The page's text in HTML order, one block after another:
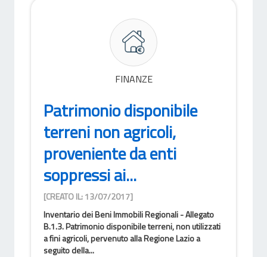
FINANZE
Patrimonio disponibile
terreni non agricoli,
proveniente da enti
soppressi ai...
[CREATO IL: 13/07/2017]
Inventario dei Beni Immobili Regionali - Allegato
B.1.3. Patrimonio disponibile terreni, non utilizzati
a fini agricoli, pervenuto alla Regione Lazio a
seguito della...